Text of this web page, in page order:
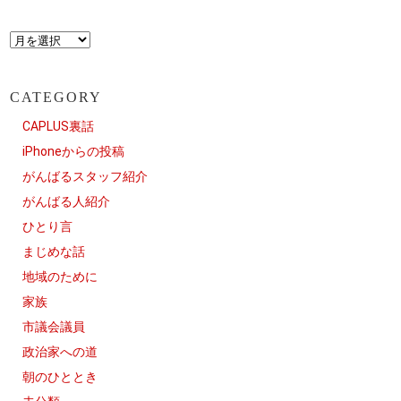
CATEGORY
CAPLUS裏話
iPhoneからの投稿
がんばるスタッフ紹介
がんばる人紹介
ひとり言
まじめな話
地域のために
家族
市議会議員
政治家への道
朝のひととき